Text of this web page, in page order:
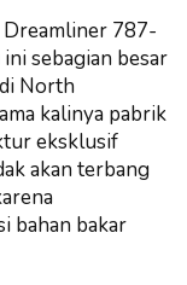
787-
sebagian besar
North
kalinya pabrik
eksklusif
akan terbang
bahan bakar